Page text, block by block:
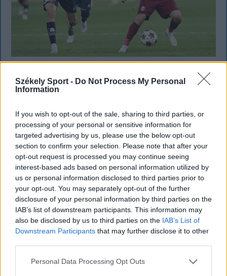
Székely Sport - Do Not Process My Personal
Information
If you wish to opt-out of the sale, sharing to third parties, or
processing of your personal or sensitive information for
targeted advertising by us, please use the below opt-out
section to confirm your selection. Please note that after your
opt-out request is processed you may continue seeing
interest-based ads based on personal information utilized by
us or personal information disclosed to third parties prior to
your opt-out. You may separately opt-out of the further
disclosure of your personal information by third parties on the
IAB’s list of downstream participants. This information may
also be disclosed by us to third parties on the IAB’s List of
Downstream Participants that may further disclose it to other
Personal Data Processing Opt Outs
Nagy pofonba szaladt belé a Kolozsvári
CFR, kikapott a Győr és a Loki is
Kolozsvári CFR a Konferencia Liga selejtezőjének
harmadik fordulójában. A magyar színeket képviselő
Győr és a Debrecen is hátrányból várja a
visszavágót.